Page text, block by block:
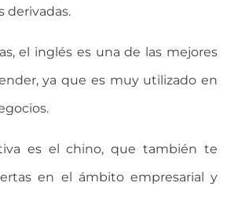
derivadas.
el inglés es una de las mejores
ya que es muy utilizado en
es el chino, que también te
en el ámbito empresarial y